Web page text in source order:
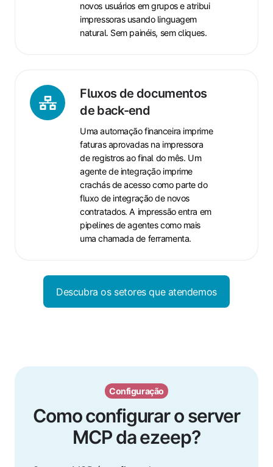
novos usuários em grupos e atribui
impressoras usando linguagem
natural. Sem painéis, sem cliques.
Fluxos de documentos
de back-end
Uma automação financeira imprime
faturas aprovadas na impressora
de registros ao final do mês. Um
agente de integração imprime
crachás de acesso como parte do
fluxo de integração de novos
contratados. A impressão entra em
pipelines de agentes como mais
uma chamada de ferramenta.
Fluxos
de
documentos
Descubra os setores que atendemos
Configuração
Como configurar o server
MCP da ezeep?